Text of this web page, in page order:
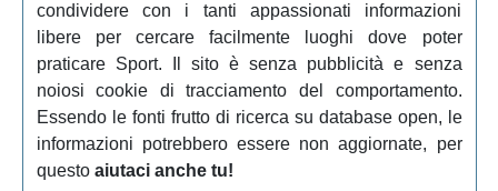
condividere con i tanti appassionati informazioni
libere per cercare facilmente luoghi dove poter
praticare Sport. Il sito è senza pubblicità e senza
noiosi cookie di tracciamento del comportamento.
Essendo le fonti frutto di ricerca su database open, le
informazioni potrebbero essere non aggiornate, per
questoaiutaci anche tu!